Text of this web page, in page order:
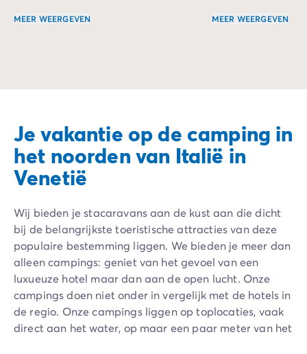
MEER WEERGEVEN MEER WEERGEVEN
Je vakantie op de camping in
het noorden van Italië in
Venetië
Wij bieden je stacaravans aan de kust aan die dicht
bij de belangrijkste toeristische attracties van deze
populaire bestemming liggen. We bieden je meer dan
alleen campings: geniet van het gevoel van een
luxueuze hotel maar dan aan de open lucht. Onze
campings doen niet onder in vergelijk met de hotels in
de regio. Onze campings liggen op toplocaties, vaak
direct aan het water, op maar een paar meter van het